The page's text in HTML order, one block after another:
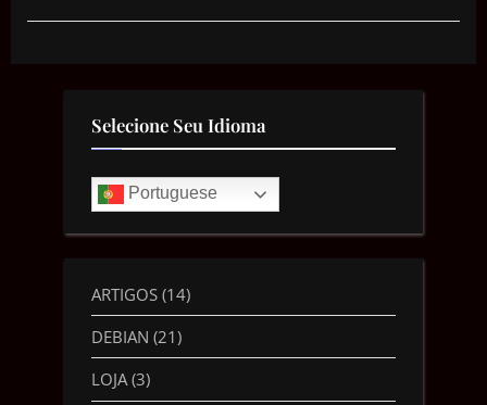
Selecione Seu Idioma
Portuguese
ARTIGOS (14)
DEBIAN (21)
LOJA(3)